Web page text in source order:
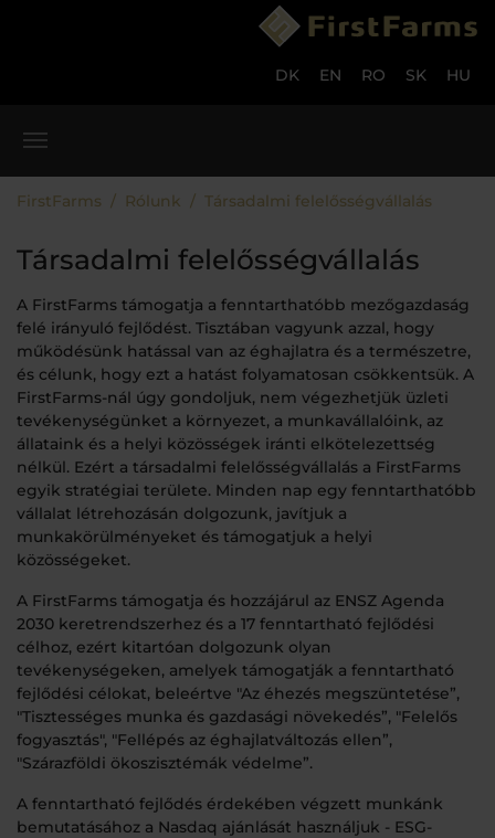
DK EN RO SK HU
FirstFarms Rólunk Társadalmi felelősségvállalás
Társadalmi felelősségvállalás
A FirstFarms támogatja a fenntarthatóbb mezőgazdaság
felé irányuló fejlődést. Tisztában vagyunk azzal, hogy
működésünk hatással van az éghajlatra és a természetre,
és célunk, hogy ezt a hatást folyamatosan csökkentsük. A
FirstFarms-nál úgy gondoljuk, nem végezhetjük üzleti
tevékenységünket a környezet, a munkavállalóink, az
állataink és a helyi közösségek iránti elkötelezettség
nélkül. Ezért a társadalmi felelősségvállalás a FirstFarms
egyik stratégiai területe. Minden nap egy fenntarthatóbb
vállalat létrehozásán dolgozunk, javítjuk a
munkakörülményeket és támogatjuk a helyi
közösségeket.
A FirstFarms támogatja és hozzájárul az ENSZ Agenda
2030 keretrendszerhez és a 17 fenntartható fejlődési
célhoz, ezért kitartóan dolgozunk olyan
tevékenységeken, amelyek támogatják a fenntartható
fejlődési célokat, beleértve "Az éhezés megszüntetése”,
"Tisztességes munka és gazdasági növekedés”, "Felelős
fogyasztás", "Fellépés az éghajlatváltozás ellen”,
"Szárazföldi ökoszisztémák védelme”.
A fenntartható fejlődés érdekében végzett munkánk
bemutatásához a Nasdaq ajánlását használjuk - ESG-